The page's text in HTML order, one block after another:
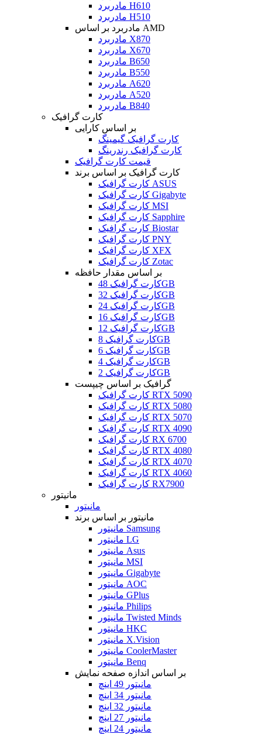
مادربرد H610
مادربرد H510
مادربرد بر اساس AMD
مادربرد X870
مادربرد X670
مادربرد B650
مادربرد B550
مادربرد A620
مادربرد A520
مادربرد B840
کارت گرافیک
بر اساس کارایی
کارت گرافیک گیمینگ
کارت گرافیک رندرینگ
قیمت کارت گرافیک
کارت گرافیک بر اساس برند
کارت گرافیک ASUS
کارت گرافیک Gigabyte
کارت گرافیک MSI
کارت گرافیک Sapphire
کارت گرافیک Biostar
کارت گرافیک PNY
کارت گرافیک XFX
کارت گرافیک Zotac
بر اساس مقدار حافظه
کارت گرافیک 48GB
کارت گرافیک 32GB
کارت گرافیک 24GB
کارت گرافیک 16GB
کارت گرافیک 12GB
کارت گرافیک 8GB
کارت گرافیک 6GB
کارت گرافیک 4GB
کارت گرافیک 2GB
گرافیک بر اساس چیپست
کارت گرافیک RTX 5090
کارت گرافیک RTX 5080
کارت گرافیک RTX 5070
کارت گرافیک RTX 4090
کارت گرافیک RX 6700
کارت گرافیک RTX 4080
کارت گرافیک RTX 4070
کارت گرافیک RTX 4060
کارت گرافیک RX7900
مانیتور
مانیتور
مانیتور بر اساس برند
مانیتور Samsung
مانیتور LG
مانیتور Asus
مانیتور MSI
مانیتور Gigabyte
مانیتور AOC
مانیتور GPlus
مانیتور Philips
مانیتور Twisted Minds
مانیتور HKC
مانیتور X.Vision
مانیتور CoolerMaster
مانیتور Benq
بر اساس اندازه صفحه نمایش
مانیتور 49 اینچ
مانیتور 34 اینچ
مانیتور 32 اینچ
مانیتور 27 اینچ
مانیتور 24 اینچ